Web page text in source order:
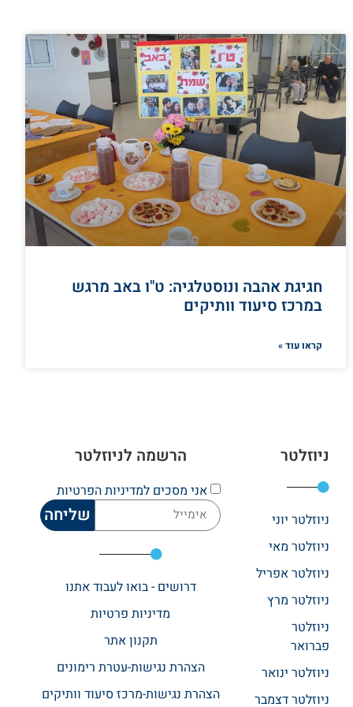
חגיגת אהבה ונוסטלגיה: ט"ו באב מרגש
במרכז סיעוד וותיקים
קראו עוד »
ניוזלטר
ניוזלטר יוני
ניוזלטר מאי
ניוזלטר אפריל
ניוזלטר מרץ
ניוזלטר
פברואר
ניוזלטר ינואר
ניוזלטר דצמבר
הרשמה לניוזלטר
אני מסכים למדיניות הפרטיות
שליחה
דרושים - בואו לעבוד אתנו
מדיניות פרטיות
תקנון אתר​
הצהרת נגישות-עטרת רימונים
הצהרת נגישות-מרכז סיעוד וותיקים